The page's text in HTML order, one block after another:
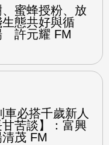
、蜜蜂授粉、放
態共好與循
許元耀 FM
車必搭千歲新人
苦談】：富興
茂 FM